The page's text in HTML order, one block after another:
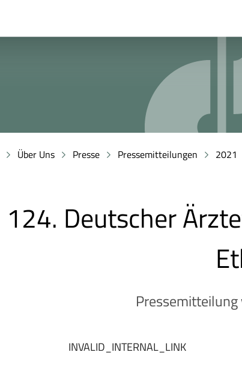
Über Uns Presse Pressemitteilungen 2021
124. Deutscher
Pressemitteilung
INVALID_INTERNAL_LINK